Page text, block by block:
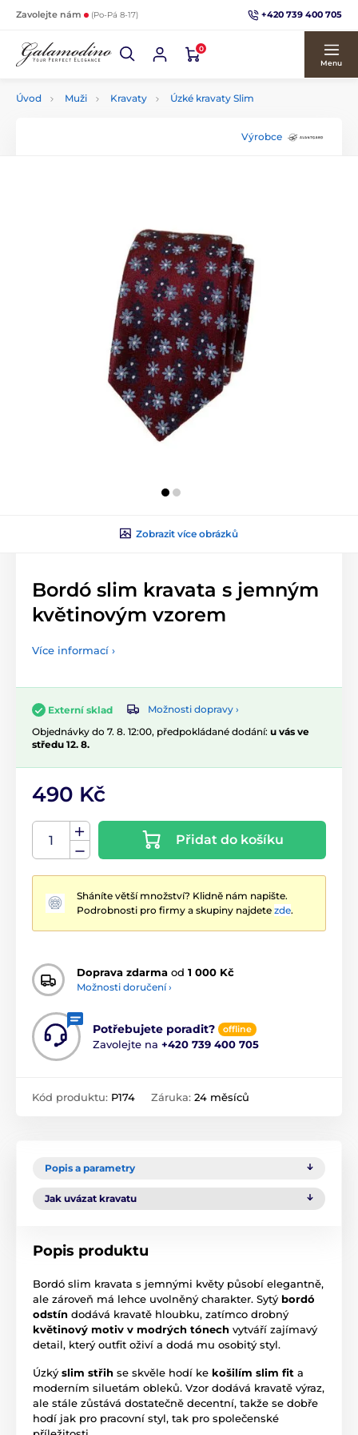
Zavolejte nám (Po-Pá 8-17) +420 739 400 705
0
Menu
Úvod Muži Kravaty Úzké kravaty Slim
Výrobce
Zobrazit více obrázků
Bordó slim kravata s jemným
květinovým vzorem
Více informací ›
Externí sklad
Možnosti dopravy ›
Objednávky do 7. 8. 12:00, předpokládané dodání: u vás ve
středu 12. 8.
490 Kč
Přidat do košíku
Sháníte větší množství? Klidně nám napište.
Podrobnosti pro firmy a skupiny najdete zde.
Doprava zdarma od 1 000 Kč
Možnosti doručení ›
Potřebujete poradit? offline
Zavolejte na +420 739 400 705
Kód produktu: P174 Záruka: 24 měsíců
Popis a parametry
Jak uvázat kravatu
Popis produktu
Bordó slim kravata s jemnými květy působí elegantně,
ale zároveň má lehce uvolněný charakter. Sytý bordó
odstín dodává kravatě hloubku, zatímco drobný
květinový motiv v modrých tónech vytváří zajímavý
detail, který outfit oživí a dodá mu osobitý styl.
Úzký slim střih se skvěle hodí ke košilím slim fit a
moderním siluetám obleků. Vzor dodává kravatě výraz,
ale stále zůstává dostatečně decentní, takže se dobře
hodí jak pro pracovní styl, tak pro společenské